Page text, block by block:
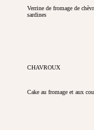
Verrine de fromage de
sardines
CHAVROUX
Cake au fromage et aux